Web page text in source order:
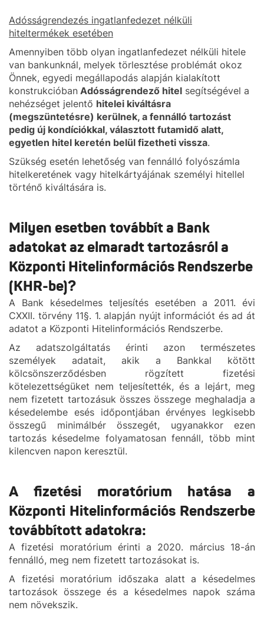
Adósságrendezés ingatlanfedezet nélküli
hiteltermékek esetében
Amennyiben több olyan ingatlanfedezet nélküli hitele
van bankunknál, melyek törlesztése problémát okoz
Önnek, egyedi megállapodás alapján kialakított
konstrukcióban Adósságrendező hitel segítségével a
nehézséget jelentő hitelei kiváltásra
(megszüntetésre) kerülnek, a fennálló tartozást
pedig új kondíciókkal, választott futamidő alatt,
egyetlen hitel keretén belül fizetheti vissza.
Szükség esetén lehetőség van fennálló folyószámla
hitelkeretének vagy hitelkártyájának személyi hitellel
történő kiváltására is.
Milyen esetben továbbít a Bank
adatokat az elmaradt tartozásról a
Központi Hitelinformációs Rendszerbe
(KHR-be)?
A Bank késedelmes teljesítés esetében a 2011. évi
CXXII. törvény 11§. 1. alapján nyújt információt és ad át
adatot a Központi Hitelinformációs Rendszerbe.
Az adatszolgáltatás érinti azon természetes
személyek adatait, akik a Bankkal kötött
kölcsönszerződésben rögzített fizetési
kötelezettségüket nem teljesítették, és a lejárt, meg
nem fizetett tartozásuk összes összege meghaladja a
késedelembe esés időpontjában érvényes legkisebb
összegű minimálbér összegét, ugyanakkor ezen
tartozás késedelme folyamatosan fennáll, több mint
kilencven napon keresztül.
A fizetési moratórium hatása a
Központi Hitelinformációs Rendszerbe
továbbított adatokra:
A fizetési moratórium érinti a 2020. március 18-án
fennálló, meg nem fizetett tartozásokat is.
A fizetési moratórium időszaka alatt a késedelmes
tartozások összege és a késedelmes napok száma
nem növekszik.